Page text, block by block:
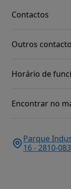
Contactos
Outros
Horário de
Encontrar no
Parque
16 - 2810-